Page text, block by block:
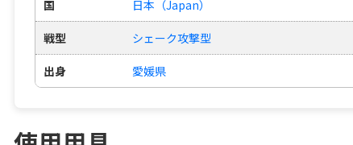
国 日本（Japan）
戦型 シェーク攻撃型
出身 愛媛県